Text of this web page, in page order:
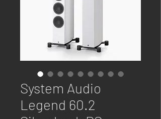
System Audio
Legend 60.2